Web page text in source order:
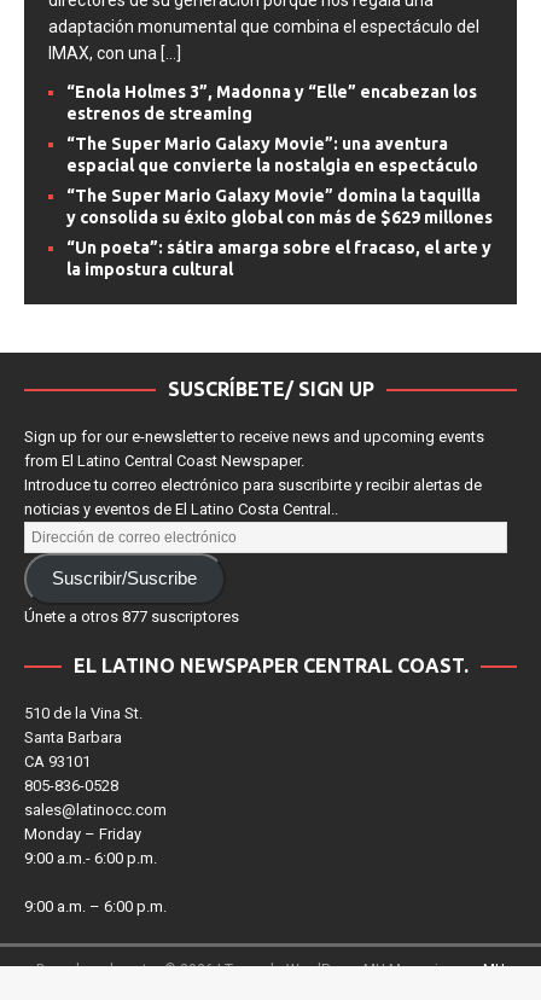
directores de su generación porque nos regala una
adaptación monumental que combina el espectáculo del
IMAX, con una [...]
“Enola Holmes 3”, Madonna y “Elle” encabezan los
estrenos de streaming
“The Super Mario Galaxy Movie”: una aventura
espacial que convierte la nostalgia en espectáculo
“The Super Mario Galaxy Movie” domina la taquilla
y consolida su éxito global con más de $629 millones
“Un poeta”: sátira amarga sobre el fracaso, el arte y
la impostura cultural
SUSCRÍBETE/ SIGN UP
Sign up for our e-newsletter to receive news and upcoming events
from El Latino Central Coast Newspaper.
Introduce tu correo electrónico para suscribirte y recibir alertas de
noticias y eventos de El Latino Costa Central..
510 de la Vina St.
Santa Barbara
CA 93101
805-836-0528
sales@latinocc.com
Monday – Friday